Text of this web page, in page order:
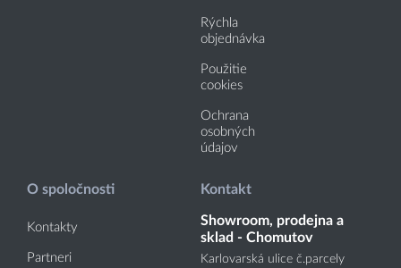
Rýchla
objednávka
Použitie
cookies
Ochrana
osobných
údajov
O spoločnosti
Kontakty
Partneri
Kontakt
Showroom, prodejna a
sklad - Chomutov
Karlovarská ulice č.parcely